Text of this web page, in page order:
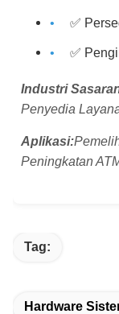
✅
✅
Industri
Penyedia
Aplikasi:
Peningkatan
Tag:
Hardware